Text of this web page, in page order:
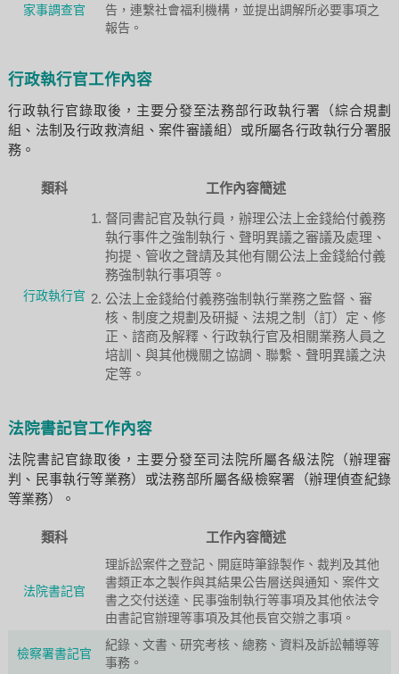
家事調查官
告，連繫社會福利機構，並提出調解所必要事項之
報告。
行政執行官工作內容
行政執行官錄取後，主要分發至法務部行政執行署（綜合規劃
組、法制及行政救濟組、案件審議組）或所屬各行政執行分署服
務。
類科 工作內容簡述
行政執行官
督同書記官及執行員，辦理公法上金錢給付義務
執行事件之強制執行、聲明異議之審議及處理、
拘提、管收之聲請及其他有關公法上金錢給付義
務強制執行事項等。
公法上金錢給付義務強制執行業務之監督、審
核、制度之規劃及研擬、法規之制（訂）定、修
正、諮商及解釋、行政執行官及相關業務人員之
培訓、與其他機關之協調、聯繫、聲明異議之決
定等。
法院書記官工作內容
法院書記官錄取後，主要分發至司法院所屬各級法院（辦理審
判、民事執行等業務）或法務部所屬各級檢察署（辦理偵查紀錄
等業務）。
類科 工作內容簡述
法院書記官
理訴訟案件之登記、開庭時筆錄製作、裁判及其他
書類正本之製作與其結果公告層送與通知、案件文
書之交付送達、民事強制執行等事項及其他依法令
由書記官辦理等事項及其他長官交辦之事項。
檢察署書記官
紀錄、文書、研究考核、總務、資料及訴訟輔導等
事務。